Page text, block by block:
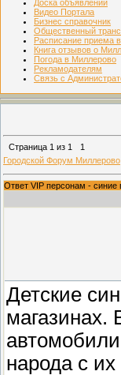
Доска объявлений
Видео Портала
Бизнес справочник
Общественный
Расписание приема
Книга отзывов о
Погода в Миллерово
Рекламодателям
Связь с
Страница 1 из 1
1
Городской Форум Миллерово
Ответ VIP персонам - синие
Детские
магазинах.
народа с